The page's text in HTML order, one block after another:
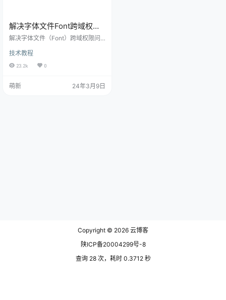
解决字体文件Font跨域权限
问题
解决字体文件（Font）跨域权限问
共享）或在服务器上配置正确的响
应标头来允许跨域访问字体文件。
置，可以通过启用 CORS 来解决跨
技术教程
23.2k 0
萌新 24年3月9日
Copyright © 2026 云博客
陕ICP备20004299号-8
查询 28 次，耗时 0.3712 秒